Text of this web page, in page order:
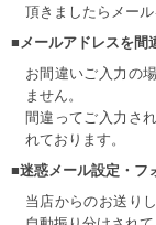
頂きましたらメール
■メールアドレスを間
お間違いご入力の
ません。
間違ってご入力さ
れております。
■迷惑メール設定・フ
当店からのお送り